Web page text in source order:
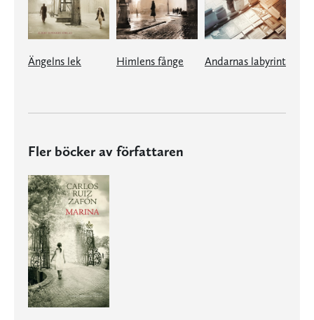
Ängelns lek Himlens fånge Andarnas labyrint
Fler böcker av författaren